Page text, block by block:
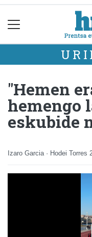
"Hemen
hemengo
eskubide
Izaro Garcia · Hodei Torres